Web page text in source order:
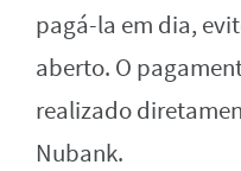
pagá-la em dia,
aberto. O
realizado
Nubank.